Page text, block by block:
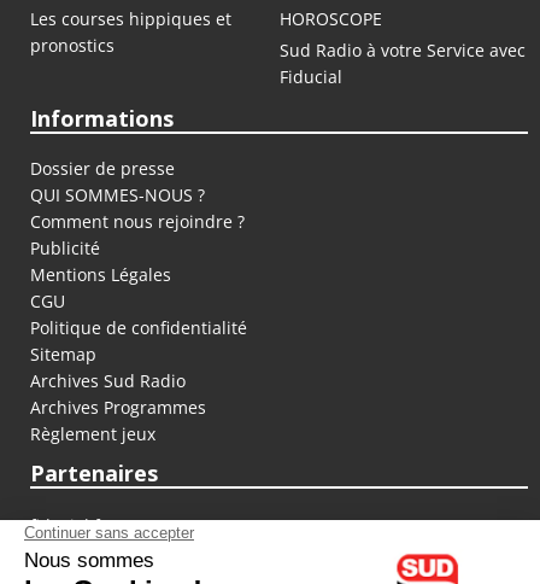
Les courses hippiques et
pronostics
HOROSCOPE
Sud Radio à votre Service avec
Fiducial
Informations
Dossier de presse
QUI SOMMES-NOUS ?
Comment nous rejoindre ?
Publicité
Mentions Légales
CGU
Politique de confidentialité
Sitemap
Archives Sud Radio
Archives Programmes
Règlement jeux
Partenaires
fiducial.fr
lyoncapitale.fr